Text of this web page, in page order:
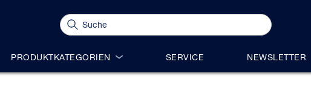
PRODUKTKATEGORIEN SERVICE NEWSLETTER